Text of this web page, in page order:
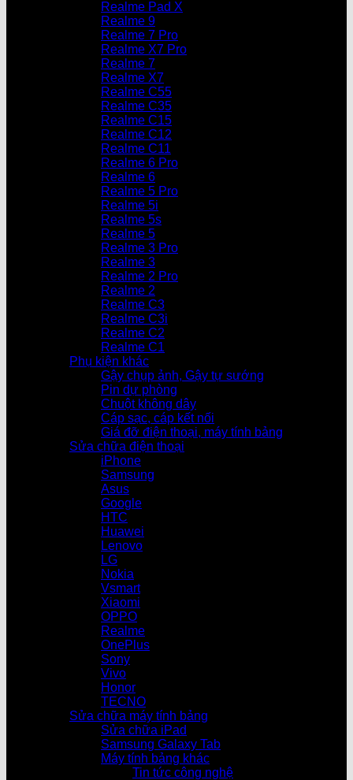
Realme Pad X
Realme 9
Realme 7 Pro
Realme X7 Pro
Realme 7
Realme X7
Realme C55
Realme C35
Realme C15
Realme C12
Realme C11
Realme 6 Pro
Realme 6
Realme 5 Pro
Realme 5i
Realme 5s
Realme 5
Realme 3 Pro
Realme 3
Realme 2 Pro
Realme 2
Realme C3
Realme C3i
Realme C2
Realme C1
Phụ kiện khác
Gậy chụp ảnh, Gậy tự sướng
Pin dự phòng
Chuột không dây
Cáp sạc, cáp kết nối
Giá đỡ điện thoại, máy tính bảng
Sửa chữa điện thoại
iPhone
Samsung
Asus
Google
HTC
Huawei
Lenovo
LG
Nokia
Vsmart
Xiaomi
OPPO
Realme
OnePlus
Sony
Vivo
Honor
TECNO
Sửa chữa máy tính bảng
Sửa chữa iPad
Samsung Galaxy Tab
Máy tính bảng khác
Tin tức công nghệ